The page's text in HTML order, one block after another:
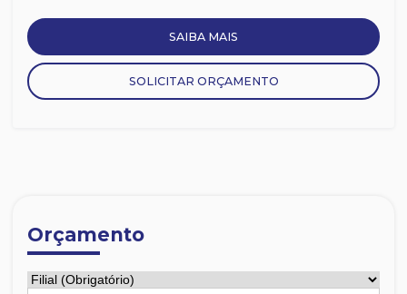
SAIBA MAIS
SOLICITAR ORÇAMENTO
Orçamento